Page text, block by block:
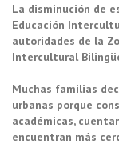
La disminución de
Educación
autoridades de la
Intercultural
Muchas familias
urbanas porque
académicas,
encuentran más